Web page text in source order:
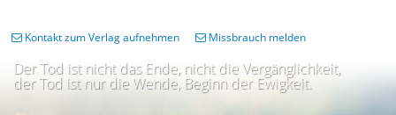
Der Tod ist nicht das Ende, nicht die Vergänglichkeit,
der Tod ist nur die Wende, Beginn der Ewigkeit.
Kontakt zum Verlag aufnehmen Missbrauch melden